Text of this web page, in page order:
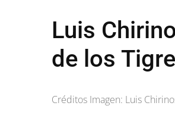
Luis
de los
Créditos Imagen: Luis